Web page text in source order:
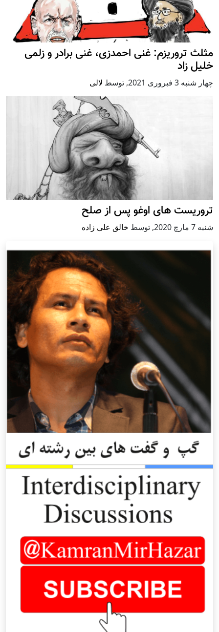
مثلث تروریزم: غنی احمدزی، غنی برادر و زلمی
خلیل زاد
چهار شنبه 3 فبروری 2021 , توسط لالی
تروریست های اوغو پس از صلح
شنبه 7 مارچ 2020 , توسط خالق علی زاده